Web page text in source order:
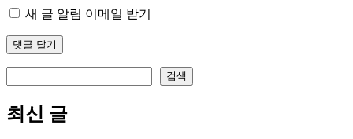
새 글 알림 이메일 받기
검색
최신 글